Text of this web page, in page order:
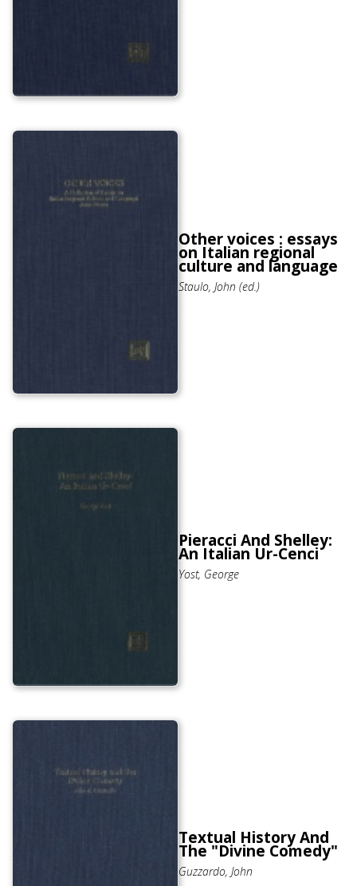
Other voices : essays
on Italian regional
culture and language
Staulo, John (ed.)
Pieracci And Shelley:
An Italian Ur-Cenci
Yost, George
Textual History And
The "Divine Comedy"
Guzzardo, John